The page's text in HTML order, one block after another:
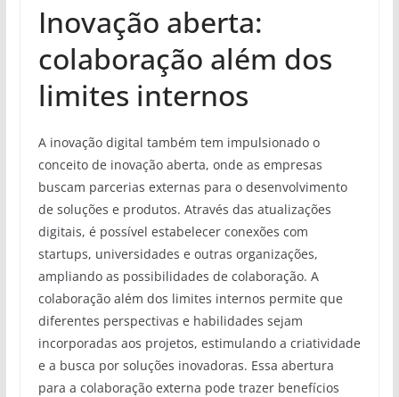
Inovação aberta:
colaboração além dos
limites internos
A inovação digital também tem impulsionado o
conceito de inovação aberta, onde as empresas
buscam parcerias externas para o desenvolvimento
de soluções e produtos. Através das atualizações
digitais, é possível estabelecer conexões com
startups, universidades e outras organizações,
ampliando as possibilidades de colaboração. A
colaboração além dos limites internos permite que
diferentes perspectivas e habilidades sejam
incorporadas aos projetos, estimulando a criatividade
e a busca por soluções inovadoras. Essa abertura
para a colaboração externa pode trazer benefícios